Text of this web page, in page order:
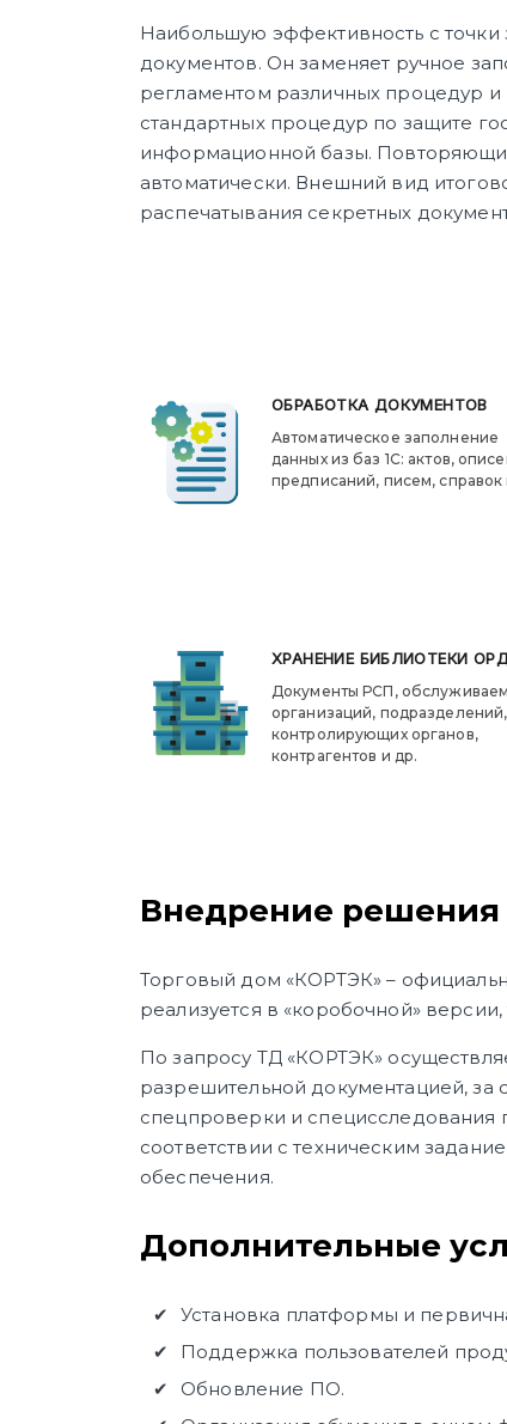
Наибольшую эффективность с
документов. Он заменяет ручное
регламентом различных процедур
стандартных процедур по защите
информационной базы.
автоматически. Внешний вид
распечатывания секретных
ОБРАБОТКА ДОКУМЕНТОВ
Автоматическое заполнение
данных из баз 1С: актов,
предписаний, писем, справок
ХРАНЕНИЕ БИБЛИОТЕКИ
Документы РСП,
организаций, подразделений,
контролирующих органов,
контрагентов и др.
Внедрение решения
Торговый дом «КОРТЭК» –
реализуется в «коробочной»
По запросу ТД «КОРТЭК»
разрешительной документацией, за
спецпроверки и специсследования
соответствии с техническим
обеспечения.
Дополнительные
Установка платформы и
Поддержка пользователей
Обновление ПО.